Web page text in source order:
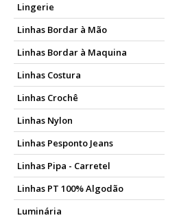
Lingerie
Linhas Bordar à Mão
Linhas Bordar à Maquina
Linhas Costura
Linhas Crochê
Linhas Nylon
Linhas Pesponto Jeans
Linhas Pipa - Carretel
Linhas PT 100% Algodão
Luminária